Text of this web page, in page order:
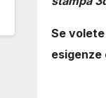
Se
esigenze